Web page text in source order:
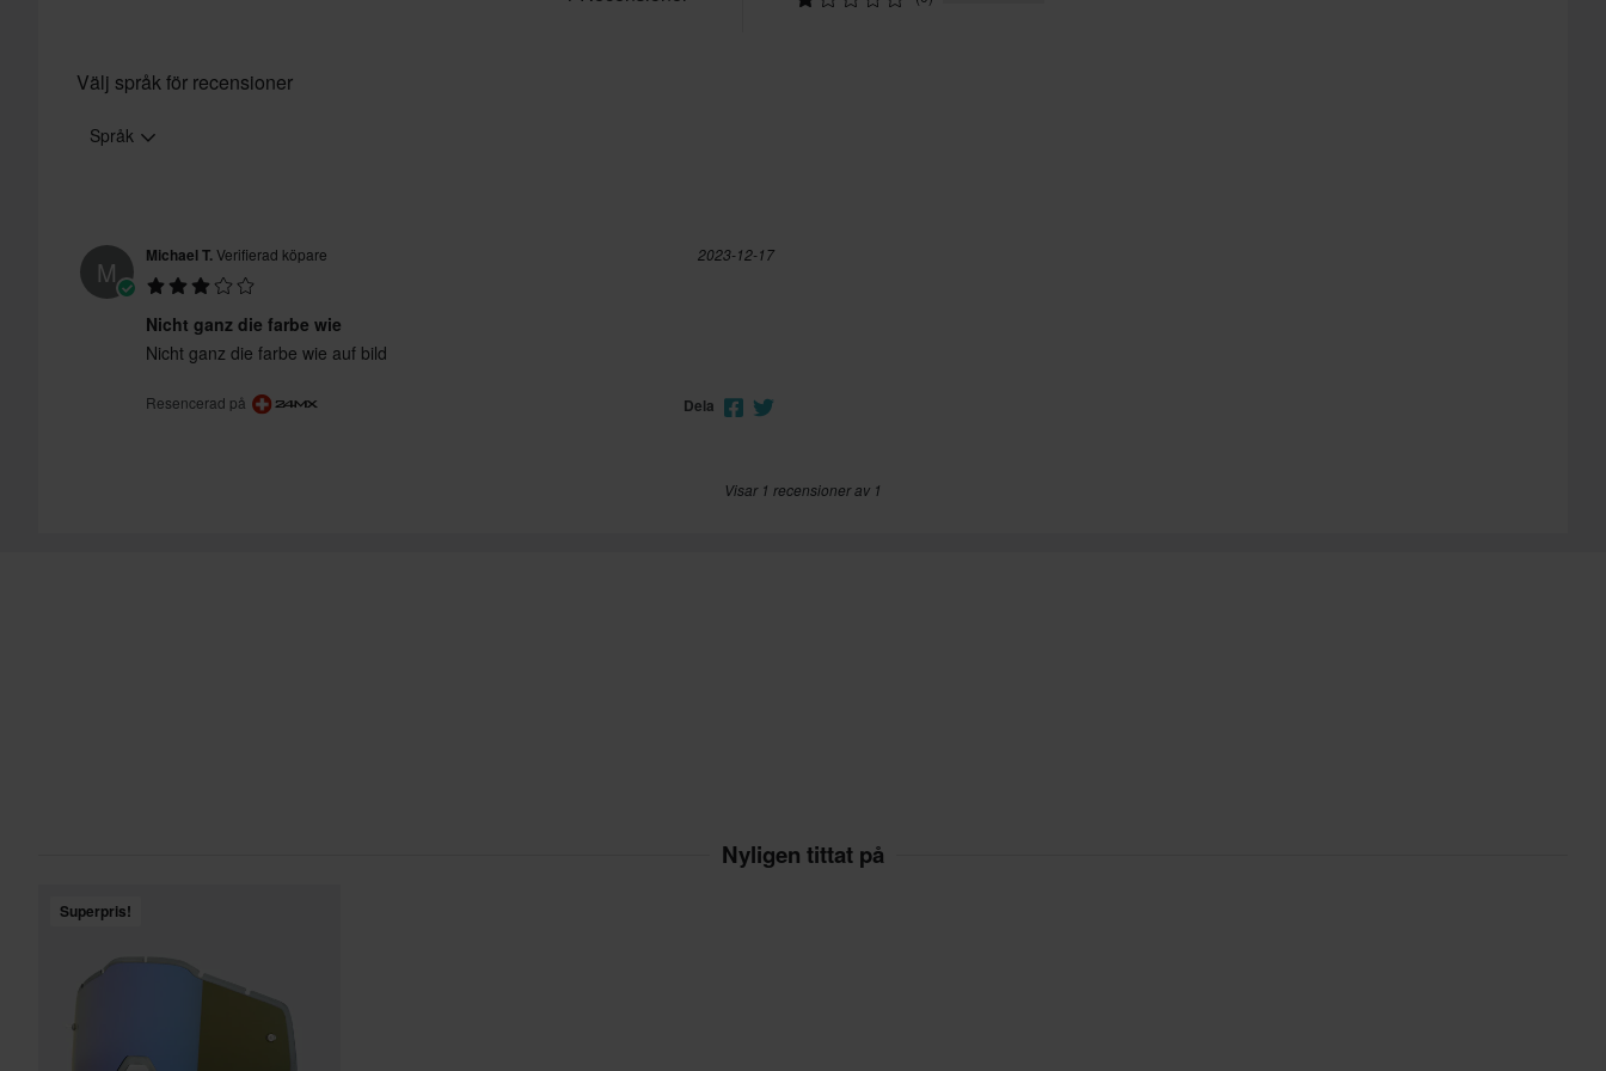
Välj språk för recensioner
Språk
M Michael T.Verifierad köpare 2023-12-17
Nicht ganz die farbe wie
Nicht ganz die farbe wie auf bild
Resencerad på Dela
Visar 1 recensioner av 1
Nyligen tittat på
Superpris!